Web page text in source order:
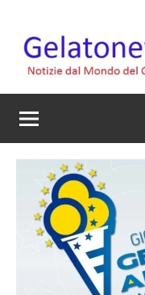
contenuto
Gelato
News
mondo
del
artigianale